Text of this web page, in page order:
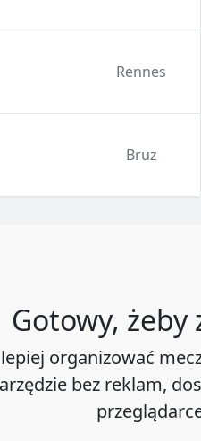
Rennes
Bruz
Gotowy, żeby
organizować
bez reklam,